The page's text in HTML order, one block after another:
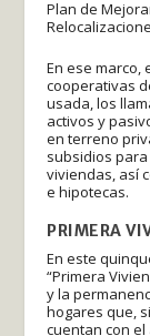
Plan de
En ese marco,
cooperativas
usada, los
activos y
en terreno
subsidios
viviendas, así
e hipotecas.
PRIMERA
En este
“Primera
y la
hogares que,
cuentan con